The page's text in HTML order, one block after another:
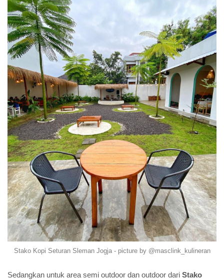
Stako Kopi Seturan Sleman Jogja - picture by @masclink_kulineran
Sedangkan untuk area semi outdoor dan outdoor dari Stako